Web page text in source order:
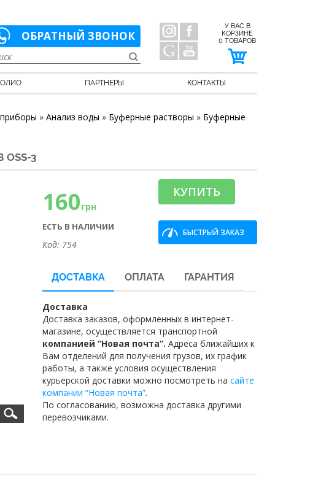
ОБРАТНЫЙ ЗВОНОК
У ВАС В
КОРЗИНЕ
0 ТОВАРОВ
ПАРТНЕРЫ КОНТАКТЫ
» Анализ воды » Буферные растворы » Буферные
3
160грн
ЕСТЬ В НАЛИЧИИ
Код: 754
КУПИТЬ
БЫСТРЫЙ ЗАКАЗ
ДОСТАВКА ОПЛАТА ГАРАНТИЯ
Доставка
Доставка заказов, оформленных в интернет-
магазине, осуществляется транспортной
компанией “Новая почта”. Адреса ближайших к
Вам отделений для получения грузов, их график
работы, а также условия осуществления
курьерской доставки можно посмотреть на сайте
компании “Новая почта”.
По согласованию, возможна доставка другими
перевозчиками.